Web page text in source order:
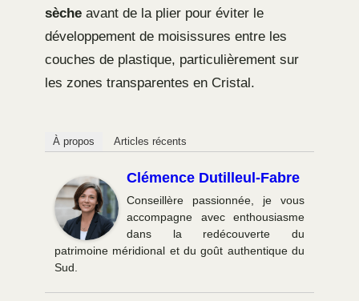
sèche avant de la plier pour éviter le
développement de moisissures entre les
couches de plastique, particulièrement sur
les zones transparentes en Cristal.
À propos Articles récents
Clémence Dutilleul-Fabre
Conseillère passionnée, je vous
accompagne avec enthousiasme
dans la redécouverte du
patrimoine méridional et du goût authentique du
Sud.